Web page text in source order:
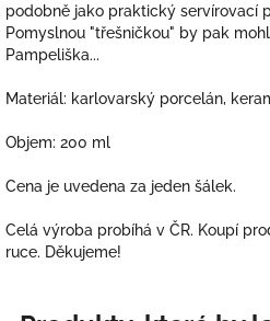
podobně jako praktický servírovací
Pomyslnou "třešničkou" by pak
Pampeliška...
Materiál: karlovarský porcelán,
Objem: 200 ml
Cena je uvedena za jeden šálek.
Celá výroba probíhá v ČR. Koupí
ruce. Děkujeme!